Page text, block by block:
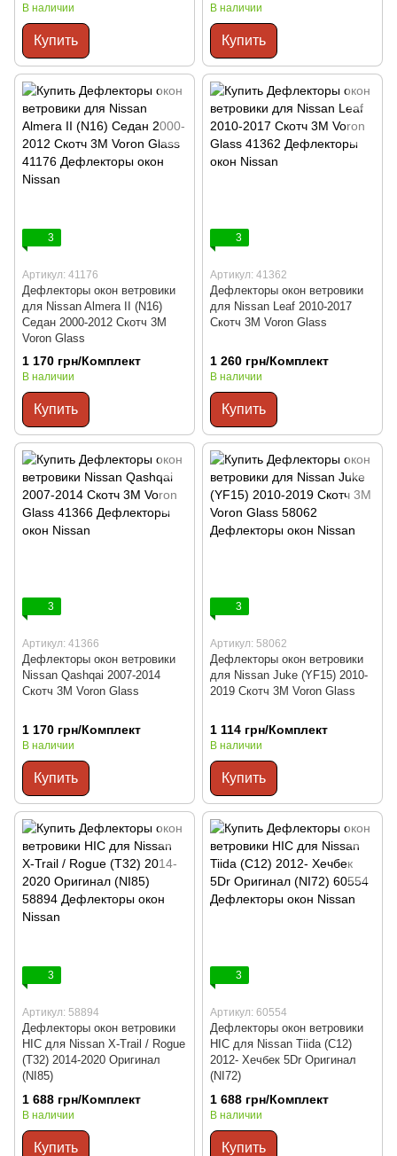
В наличии
Купить
В наличии
Купить
3
Артикул: 41176
Дефлекторы окон ветровики
для Nissan Almera II (N16)
Седан 2000-2012 Скотч 3M
Voron Glass
1 170 грн/Комплект
В наличии
Купить
3
Артикул: 41362
Дефлекторы окон ветровики
для Nissan Leaf 2010-2017
Скотч 3M Voron Glass
1 260 грн/Комплект
В наличии
Купить
3
Артикул: 41366
Дефлекторы окон ветровики
Nissan Qashqai 2007-2014
Скотч 3M Voron Glass
1 170 грн/Комплект
В наличии
Купить
3
Артикул: 58062
Дефлекторы окон ветровики
для Nissan Juke (YF15) 2010-
2019 Скотч 3M Voron Glass
1 114 грн/Комплект
В наличии
Купить
3
Артикул: 58894
Дефлекторы окон ветровики
HIC для Nissan X-Trail / Rogue
(T32) 2014-2020 Оригинал
(NI85)
1 688 грн/Комплект
В наличии
Купить
3
Артикул: 60554
Дефлекторы окон ветровики
HIC для Nissan Tiida (C12)
2012- Хечбек 5Dr Оригинал
(NI72)
1 688 грн/Комплект
В наличии
Купить